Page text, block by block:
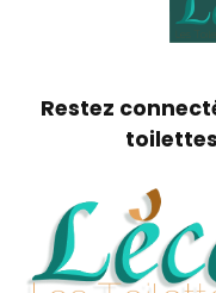
Restez